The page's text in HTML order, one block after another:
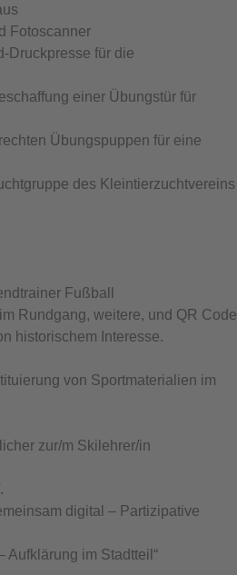
Fotoscanner
Druckpresse für die
einer Übungstür für
Übungspuppen für eine
des Kleintierzuchtvereins
Fußball
Rundgang, weitere, und QR Code
historischem Interesse.
von Sportmaterialien im
zur/m Skilehrer/in
digital – Partizipative
Aufklärung im Stadtteil“